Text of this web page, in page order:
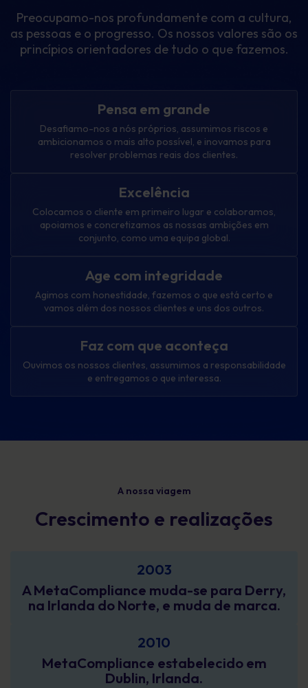
Preocupamo-nos profundamente com a cultura,
as pessoas e o progresso. Os nossos valores são os
princípios orientadores de tudo o que fazemos.
Pensa em grande
Desafiamo-nos a nós próprios, assumimos riscos e
ambicionamos o mais alto possível, e inovamos para
resolver problemas reais dos clientes.
Excelência
Colocamos o cliente em primeiro lugar e colaboramos,
apoiamos e concretizamos as nossas ambições em
conjunto, como uma equipa global.
Age com integridade
Agimos com honestidade, fazemos o que está certo e
vamos além dos nossos clientes e uns dos outros.
Faz com que aconteça
Ouvimos os nossos clientes, assumimos a responsabilidade
e entregamos o que interessa.
A nossa viagem
Crescimento e realizações
2003
A MetaCompliance muda-se para Derry,
na Irlanda do Norte, e muda de marca.
2010
MetaCompliance estabelecido em
Dublin, Irlanda.